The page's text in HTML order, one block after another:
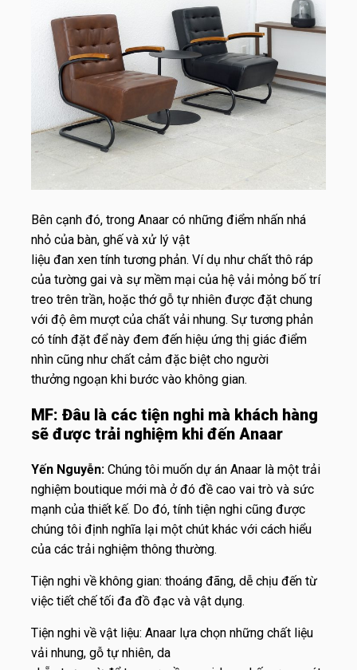
Bên cạnh đó, trong Anaar có những điểm nhấn nhá
nhỏ của bàn, ghế và xử lý vật
liệu đan xen tính tương phản. Ví dụ như chất thô ráp
của tường gai và sự mềm mại của hệ vải mỏng bố trí
treo trên trần, hoặc thớ gỗ tự nhiên được đặt chung
với độ êm mượt của chất vải nhung. Sự tương phản
có tính đặt để này đem đến hiệu ứng thị giác điểm
nhìn cũng như chất cảm đặc biệt cho người
thưởng ngoạn khi bước vào không gian.
MF: Đâu là các tiện nghi mà khách hàng
sẽ được trải nghiệm khi đến Anaar
Yến Nguyễn: Chúng tôi muốn dự án Anaar là một trải
nghiệm boutique mới mà ở đó đề cao vai trò và sức
mạnh của thiết kế. Do đó, tính tiện nghi cũng được
chúng tôi định nghĩa lại một chút khác với cách hiểu
của các trải nghiệm thông thường.
Tiện nghi về không gian: thoáng đãng, dễ chịu đến từ
việc tiết chế tối đa đồ đạc và vật dụng.
Tiện nghi về vật liệu: Anaar lựa chọn những chất liệu
vải nhung, gỗ tự nhiên, da